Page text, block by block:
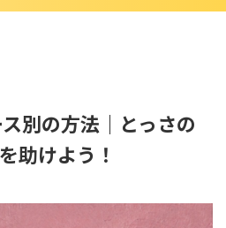
別の方法｜とっさの
助けよう！